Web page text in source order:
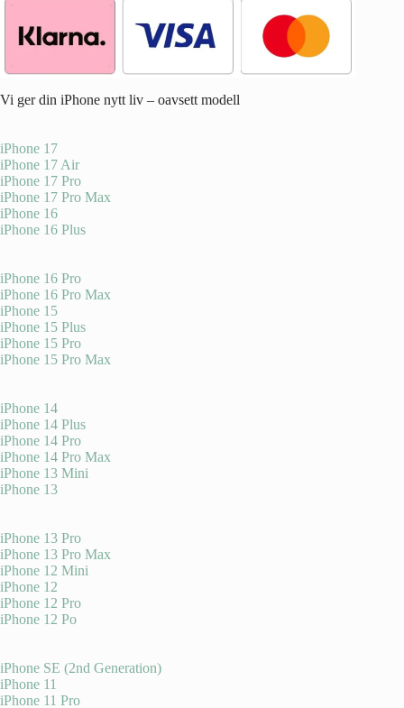
Vi ger din iPhone nytt liv – oavsett modell
iPhone 17
iPhone 17 Air
iPhone 17 Pro
iPhone 17 Pro Max
iPhone 16
iPhone 16 Plus
iPhone 16 Pro
iPhone 16 Pro Max
iPhone 15
iPhone 15 Plus
iPhone 15 Pro
iPhone 15 Pro Max
iPhone 14
iPhone 14 Plus
iPhone 14 Pro
iPhone 14 Pro Max
iPhone 13 Mini
iPhone 13
iPhone 13 Pro
iPhone 13 Pro Max
iPhone 12 Mini
iPhone 12
iPhone 12 Pro
iPhone 12 Po
iPhone SE (2nd Generation)
iPhone 11
iPhone 11 Pro